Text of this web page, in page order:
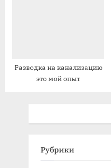
Разводка на канализацию
это мой опыт
Рубрики